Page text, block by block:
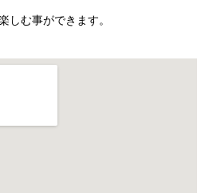
しむ事ができます。